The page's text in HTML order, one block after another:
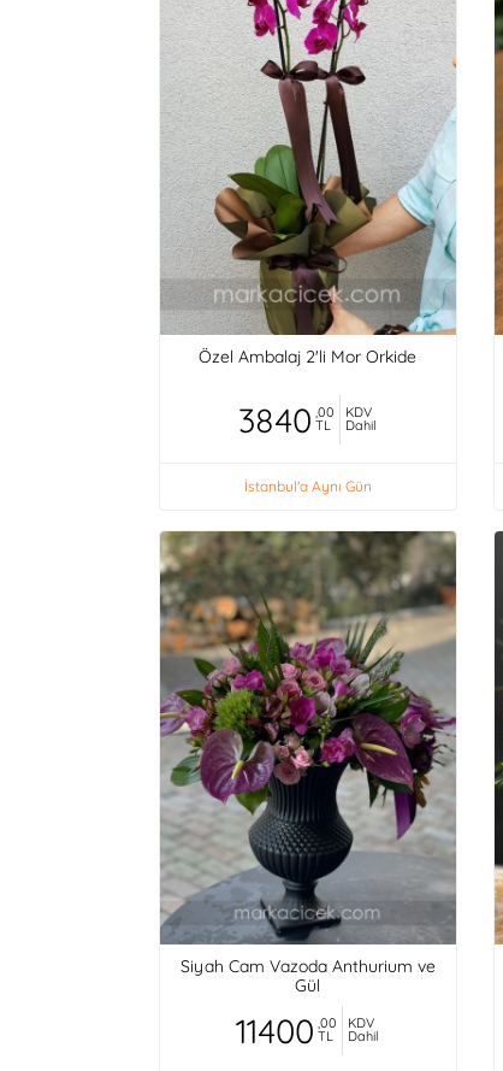
Özel Ambalaj 2'li Mor Orkide
3840 ,00
TL
KDV
Dahil
İstanbul'a Aynı Gün
Siyah Cam Vazoda Anthurium ve
Gül
11400 ,00
TL
KDV
Dahil